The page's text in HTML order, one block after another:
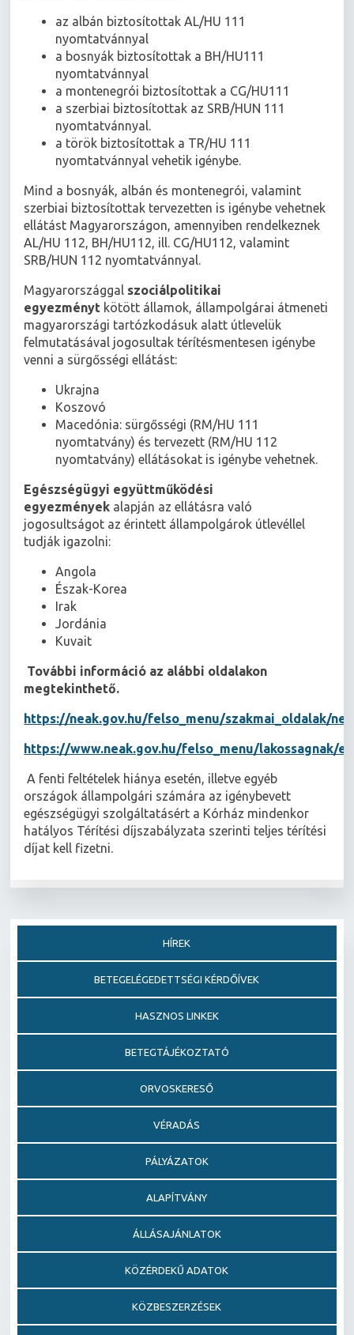
az albán biztosítottak AL/HU 111
nyomtatvánnyal
a bosnyák biztosítottak a BH/HU111
nyomtatvánnyal
a montenegrói biztosítottak a CG/HU111
a szerbiai biztosítottak az SRB/HUN 111
nyomtatvánnyal.
a török biztosítottak a TR/HU 111
nyomtatvánnyal vehetik igénybe.
Mind a bosnyák, albán és montenegrói, valamint
szerbiai biztosítottak tervezetten is igénybe vehetnek
ellátást Magyarországon, amennyiben rendelkeznek
AL/HU 112, BH/HU112, ill. CG/HU112, valamint
SRB/HUN 112 nyomtatvánnyal.
Magyarországgal szociálpolitikai
egyezményt kötött államok, állampolgárai átmeneti
magyarországi tartózkodásuk alatt útlevelük
felmutatásával jogosultak térítésmentesen igénybe
venni a sürgősségi ellátást:
Ukrajna
Koszovó
Macedónia: sürgősségi (RM/HU 111
nyomtatvány) és tervezett (RM/HU 112
nyomtatvány) ellátásokat is igénybe vehetnek.
Egészségügyi együttműködési
egyezmények alapján az ellátásra való
jogosultságot az érintett állampolgárok útlevéllel
tudják igazolni:
Angola
Észak-Korea
Irak
Jordánia
Kuvait
További információ az alábbi oldalakon
megtekinthető.
https://neak.gov.hu/felso_menu/szakmai_oldalak/
https://www.neak.gov.hu/felso_menu/lakossagnak/
A fenti feltételek hiánya esetén, illetve egyéb
országok állampolgári számára az igénybevett
egészségügyi szolgáltatásért a Kórház mindenkor
hatályos Térítési díjszabályzata szerinti teljes térítési
díjat kell fizetni.
HÍREK
BETEGELÉGEDETTSÉGI KÉRDŐÍVEK
HASZNOS LINKEK
BETEGTÁJÉKOZTATÓ
ORVOSKERESŐ
VÉRADÁS
PÁLYÁZATOK
ALAPÍTVÁNY
ÁLLÁSAJÁNLATOK
KÖZÉRDEKŰ ADATOK
KÖZBESZERZÉSEK